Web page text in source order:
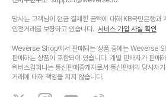
당사는 고객님이 현금 결제한 금액에 대해 KB국민은행과
안전거래를 보장하고 있습니다. 서비스 가입 사실 확인
Weverse Shop에서 판매되는 상품 중에는 Weverse
판매하는 상품이 포함되어 있습니다. 개별 판매자가 판매
위버스컴퍼니는 통신판매중개자로서 통신판매의 당사자
거래에 대해 책임을 지지 않습니다.